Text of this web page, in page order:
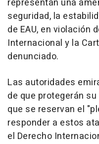
representan una
seguridad, la
de EAU, en violación
Internacional y la
denunciado.
Las autoridades
de que protegerán
que se reservan el
responder a estos
el Derecho